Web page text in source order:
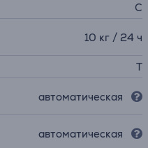
C
10 кг / 24 ч
T
автоматическая
автоматическая